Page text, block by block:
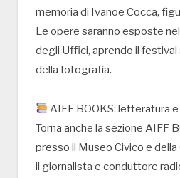
memoria di Ivanoe Cocca,
Le opere saranno esposte
degli Uffici, aprendo il festival
della fotografia.
AIFF BOOKS: letteratura
Torna anche la sezione AIFF
presso il Museo Civico e della
il giornalista e conduttore